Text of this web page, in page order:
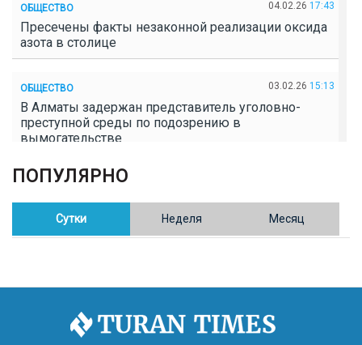
ОБЩЕСТВО 04.02.26 17:43
Пресечены факты незаконной реализации оксида
азота в столице
ОБЩЕСТВО 03.02.26 15:13
В Алматы задержан представитель уголовно-
преступной среды по подозрению в
вымогательстве
ОБЩЕСТВО
Полицейские пресекли незаконное выращивание
конопли в Таразе
Казахстан возглавил Договор о зоне, свободной от
ПОПУЛЯРНО
Сутки Неделя Месяц